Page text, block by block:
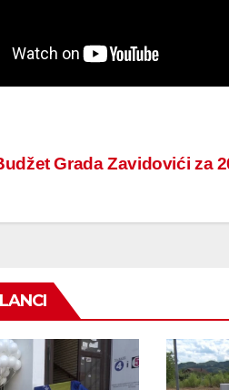
Grada Zavidovići za